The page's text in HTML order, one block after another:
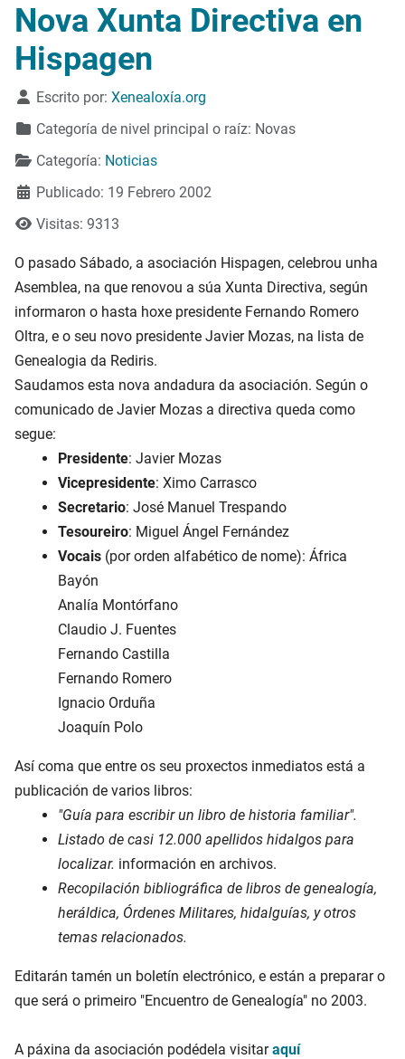
Nova Xunta Directiva en
Hispagen
Detalles
Escrito por: Xenealoxía.org
Categoría de nivel principal o raíz: Novas
Categoría: Noticias
Publicado: 19 Febrero 2002
Visitas: 9313
O pasado Sábado, a asociación Hispagen, celebrou unha
Asemblea, na que renovou a súa Xunta Directiva, según
informaron o hasta hoxe presidente Fernando Romero
Oltra, e o seu novo presidente Javier Mozas, na lista de
Genealogia da Rediris.
Saudamos esta nova andadura da asociación. Según o
comunicado de Javier Mozas a directiva queda como
segue:
Presidente: Javier Mozas
Vicepresidente: Ximo Carrasco
Secretario: José Manuel Trespando
Tesoureiro: Miguel Ángel Fernández
Vocais (por orden alfabético de nome): África
Bayón
Analía Montórfano
Claudio J. Fuentes
Fernando Castilla
Fernando Romero
Ignacio Orduña
Joaquín Polo
Así coma que entre os seu proxectos inmediatos está a
publicación de varios libros:
"Guía para escribir un libro de historia familiar".
Listado de casi 12.000 apellidos hidalgos para
localizar. información en archivos.
Recopilación bibliográfica de libros de genealogía,
heráldica, Órdenes Militares, hidalguías, y otros
temas relacionados.
Editarán tamén un boletín electrónico, e están a preparar o
que será o primeiro "Encuentro de Genealogía" no 2003.
A páxina da asociación podédela visitaraquí